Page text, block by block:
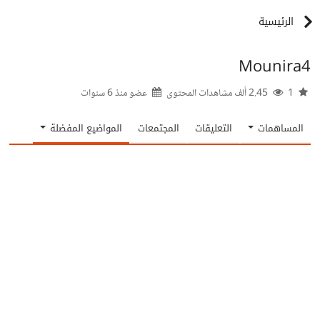
الرئيسية
Mounira4
عضو منذ6 سنوات
المساهمات التعليقات المجتمعات المواضيع المفضلة